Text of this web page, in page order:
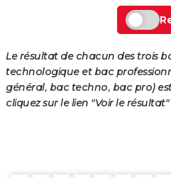
Le résultat de chacun des trois
technologique et bac
général, bac techno, bac pro)
cliquez sur le lien "Voir le